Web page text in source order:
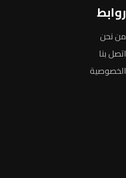
روابط
من نحن
اتصل بنا
الخصوصية